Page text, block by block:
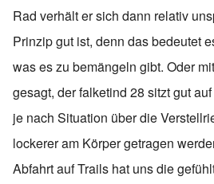
Rad verhält er sich dann relativ
Prinzip gut ist, denn das bedeutet
was es zu bemängeln gibt. Oder
gesagt, der falketind 28 sitzt gut
je nach Situation über die
lockerer am Körper getragen
Abfahrt auf Trails hat uns die